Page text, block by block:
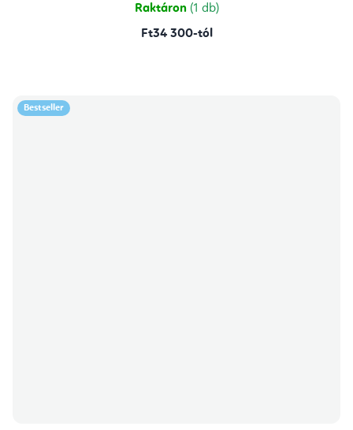
Raktáron (1 db)
Ft34 300-tól
Bestseller